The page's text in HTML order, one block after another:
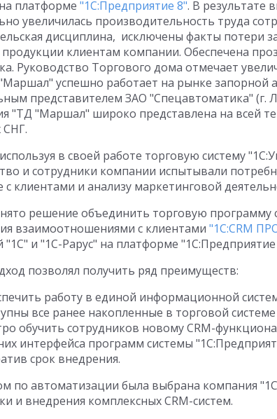
платформе "1С:Предприятие 8". В результате
увеличилась производительность труда
дисциплина, исключены факты потери
продукции клиентам компании. Обеспечена
Руководство Торгового дома отмечает
успешно работает на рынке запорной
представителем ЗАО "Спецавтоматика" (г.
"ТД "Маршал" широко представлена на всей
СНГ.
в своей работе торговую систему
и сотрудники компании испытывали
с клиентами и анализу маркетинговой
решение объединить торговую программу
взаимоотношениями с клиентами "1С:CRM
"1С" и "1С-Рарус" на платформе "1С:Предприятие
позволял получить ряд преимуществ:
работу в единой информационной
все ранее накопленные в торговой
обучить сотрудников новому CRM-
интерфейса программ системы
срок внедрения.
по автоматизации была выбрана компания
и внедрения комплексных CRM-систем.